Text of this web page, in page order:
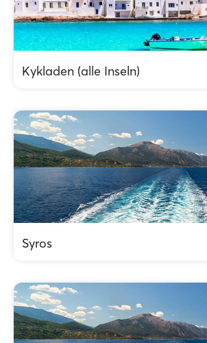
Kykladen (alle Inseln)
Syros